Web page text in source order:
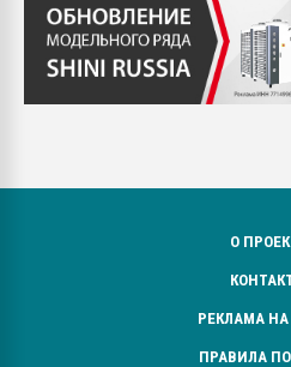
О
РЕКЛАМА
ПРАВИЛА